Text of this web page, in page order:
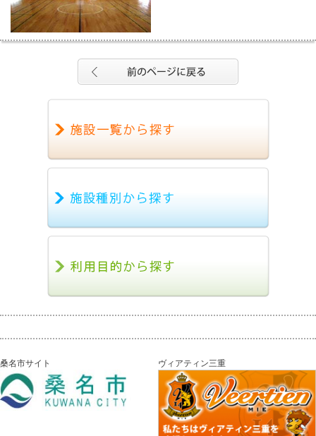
桑名市サイト ヴィアティン三重